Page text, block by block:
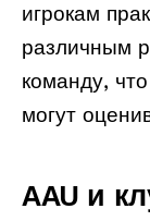
игрокам
различным
команду,
могут
AAU и